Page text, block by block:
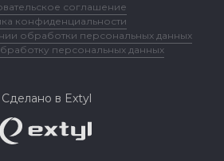
соглашение
конфиденциальности
обработки персональных данных
персональных данных
Сделано в Extyl